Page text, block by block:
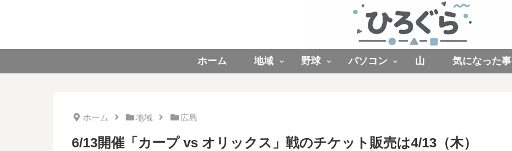
ホーム 地域 野球 パソコン 山 気になった事
ホーム 地域 広島
6/13開催「カープ vs オリックス」戦のチケット販売は4/13（木）